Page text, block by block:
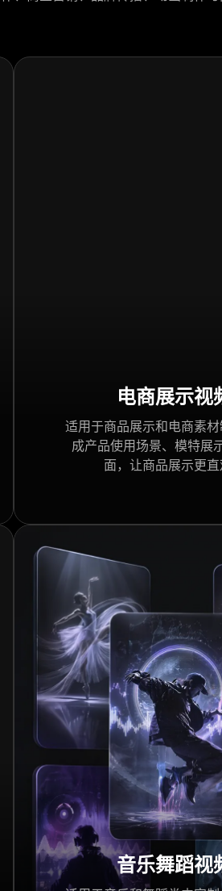
电商展示视
适用于商品展示和电商素
成产品使用场景、模特展
面，让商品展示更直
音乐舞蹈视